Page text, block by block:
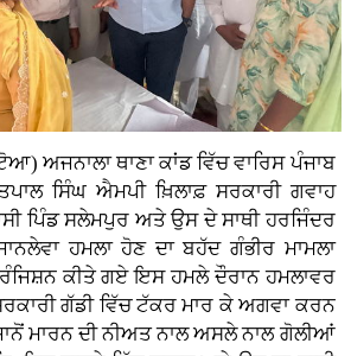
ਅਜਨਾਲਾ ਥਾਣਾ ਕਾਂਡ ਵਿੱਚ ਵਾਰਿਸ ਪੰਜਾਬ
ਸਿੰਘ ਐਮਪੀ ਖ਼ਿਲਾਫ਼ ਸਰਕਾਰੀ ਗਵਾਹ
ਪਿੰਡ ਸਲੇਮਪੁਰ ਅਤੇ ਉਸ ਦੇ ਸਾਥੀ ਹਰਜਿੰਦਰ
ਹਮਲਾ ਹੋਣ ਦਾ ਬਹੱਦ ਗੰਭੀਰ ਮਾਮਲਾ
ਕੀਤੇ ਗਏ ਇਸ ਹਮਲੇ ਦੌਰਾਨ ਹਮਲਾਵਰ
ਗੱਡੀ ਵਿੱਚ ਟੱਕਰ ਮਾਰ ਕੇ ਅਗਵਾ ਕਰਨ
ਮਾਰਨ ਦੀ ਨੀਅਤ ਨਾਲ ਅਸਲੇ ਨਾਲ ਗੋਲੀਆਂ